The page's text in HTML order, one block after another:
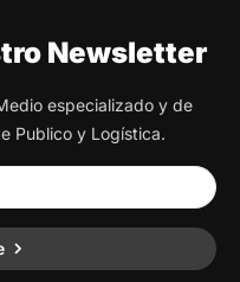
Newsletter
especializado y de
Publico y Logística.